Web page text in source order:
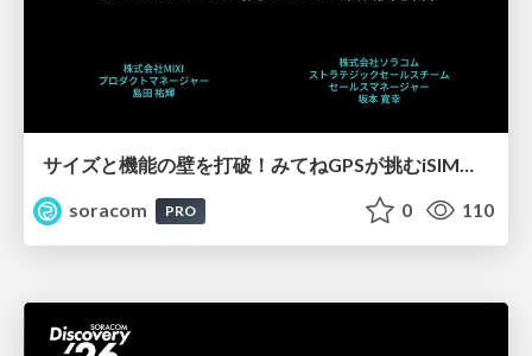
サイズと機能の壁を打破！みてねGPSが挑むiSIM活用秘話【SORACOM Discovery 2026】
soracom
PRO 0 110